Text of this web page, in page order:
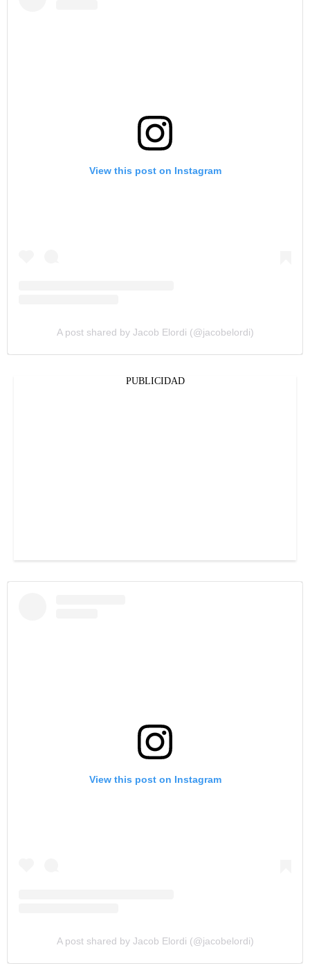
View this post on Instagram
A post shared by Jacob Elordi (@jacobelordi)
PUBLICIDAD
View this post on Instagram
A post shared by Jacob Elordi (@jacobelordi)